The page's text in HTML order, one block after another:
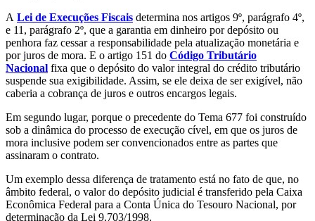
A Lei de Execuções Fiscais determina nos artigos 9º, parágrafo 4º,
e 11, parágrafo 2º, que a garantia em dinheiro por depósito ou
penhora faz cessar a responsabilidade pela atualização monetária e
por juros de mora. E o artigo 151 do Código Tributário
Nacional fixa que o depósito do valor integral do crédito tributário
suspende sua exigibilidade. Assim, se ele deixa de ser exigível, não
caberia a cobrança de juros e outros encargos legais.
Em segundo lugar, porque o precedente do Tema 677 foi construído
sob a dinâmica do processo de execução cível, em que os juros de
mora inclusive podem ser convencionados entre as partes que
assinaram o contrato.
Um exemplo dessa diferença de tratamento está no fato de que, no
âmbito federal, o valor do depósito judicial é transferido pela Caixa
Econômica Federal para a Conta Única do Tesouro Nacional, por
determinação da Lei 9.703/1998.